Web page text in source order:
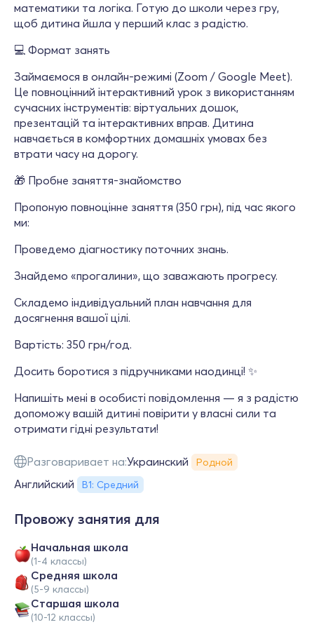
математики та логіка. Готую до школи через гру,
щоб дитина йшла у перший клас з радістю.
💻 Формат занять
Займаємося в онлайн-режимі (Zoom / Google Meet).
Це повноцінний інтерактивний урок з використанням
сучасних інструментів: віртуальних дошок,
презентацій та інтерактивних вправ. Дитина
навчається в комфортних домашніх умовах без
втрати часу на дорогу.
🎁 Пробне заняття-знайомство
Пропоную повноцінне заняття (350 грн), під час якого
ми:
Проведемо діагностику поточних знань.
Знайдемо «прогалини», що заважають прогресу.
Складемо індивідуальний план навчання для
досягнення вашої цілі.
Вартість: 350 грн/год.
Досить боротися з підручниками наодинці! ✨
Напишіть мені в особисті повідомлення — я з радістю
допоможу вашій дитині повірити у власні сили та
отримати гідні результати!
Разговаривает на:Украинский Родной
Английский В1: Средний
Провожу занятия для
Начальная школа
(1-4 классы)
Средняя школа
(5-9 классы)
Cтаршая школа
(10-12 классы)